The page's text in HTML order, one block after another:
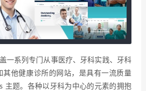
一系列专门从事医疗、牙科实践、牙科
其他健康诊所的网站，是具有一流质量
主题。各种以牙科为中心的元素的拥抱